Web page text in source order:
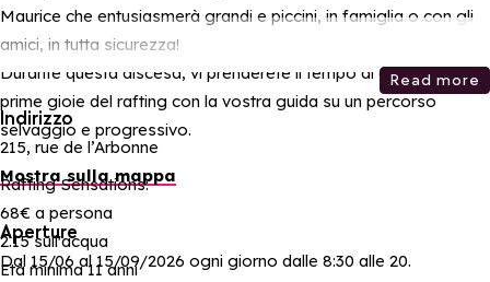
Maurice che entusiasmerà grandi e piccini, in famiglia o con gli
amici, in tutta sicurezza!
Durante questa discesa, vi prenderete il tempo di esplorare le
prime gioie del rafting con la vostra guida su un percorso
selvaggio e progressivo.
Rafting Sensations:
68€ a persona
2.15 sull'acqua
Età minima 11 anni
Read more
Indirizzo
215, rue de l’Arbonne
Mostra sulla mappa
Aperture
Dal 15/06 al 15/09/2026 ogni giorno dalle 8:30 alle 20.